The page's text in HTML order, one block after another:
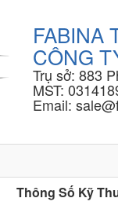
FABINA
CÔNG
Trụ sở: 883
MST:
Email:
Thông Số Kỹ